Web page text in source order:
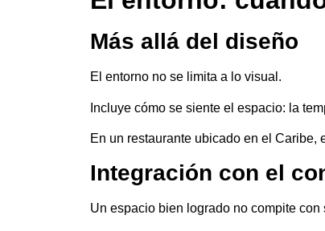
Más allá del diseño
El entorno no se limita a lo visual.
Incluye cómo se siente el espacio: la
En un restaurante ubicado en el Caribe,
Integración con el
Un espacio bien logrado no compite con